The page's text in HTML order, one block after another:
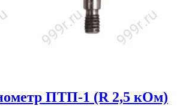
ПТП-1 (R 2,5 кОм)